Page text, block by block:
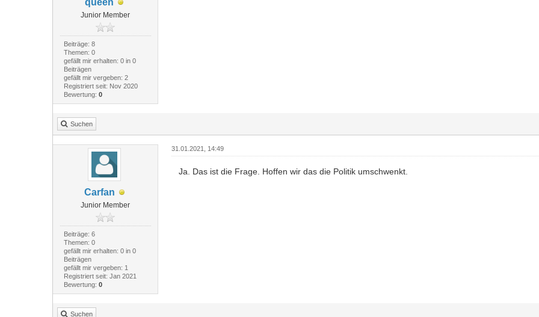
queen
Junior Member
Beiträge: 8
Themen: 0
gefällt mir erhalten: 0 in 0
Beiträgen
gefällt mir vergeben: 2
Registriert seit: Nov 2020
Bewertung: 0
Suchen
Carfan
Junior Member
Beiträge: 6
Themen: 0
gefällt mir erhalten: 0 in 0
Beiträgen
gefällt mir vergeben: 1
Registriert seit: Jan 2021
Bewertung: 0
31.01.2021, 14:49
Ja. Das ist die Frage. Hoffen wir das die Politik umschwenkt.
Suchen